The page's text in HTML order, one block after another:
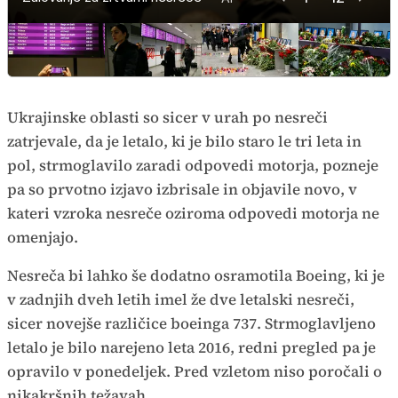
Ukrajinske oblasti so sicer v urah po nesreči
zatrjevale, da je letalo, ki je bilo staro le tri leta in
pol, strmoglavilo zaradi odpovedi motorja, pozneje
pa so prvotno izjavo izbrisale in objavile novo, v
kateri vzroka nesreče oziroma odpovedi motorja ne
omenjajo.
Nesreča bi lahko še dodatno osramotila Boeing, ki je
v zadnjih dveh letih imel že dve letalski nesreči,
sicer novejše različice boeinga 737. Strmoglavljeno
letalo je bilo narejeno leta 2016, redni pregled pa je
opravilo v ponedeljek. Pred vzletom niso poročali o